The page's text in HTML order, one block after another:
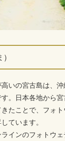
いの宮古島は、
。日本各地から宮
たことで、フォ
ています。
インのフォトウ